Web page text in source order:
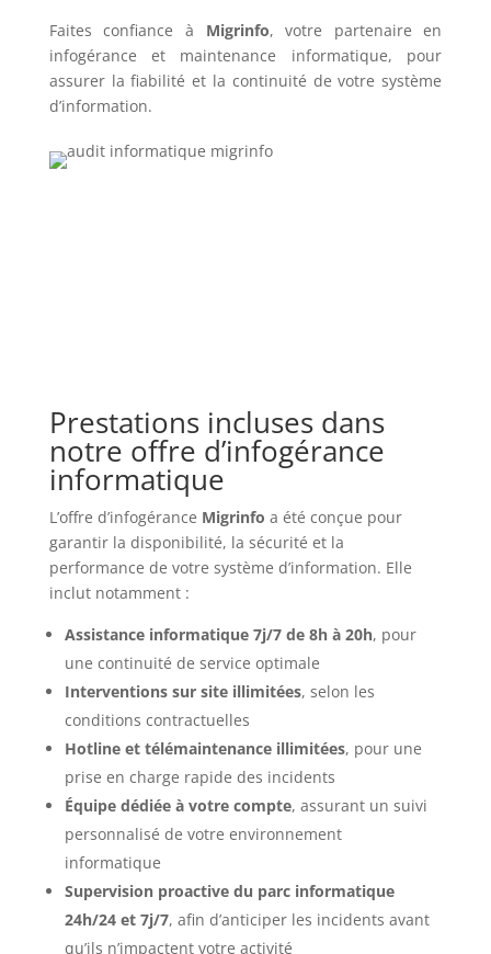
Faites confiance à Migrinfo, votre partenaire en
infogérance et maintenance informatique, pour
assurer la fiabilité et la continuité de votre système
d’information.
Prestations incluses dans
notre offre d’infogérance
informatique
L’offre d’infogérance Migrinfo a été conçue pour
garantir la disponibilité, la sécurité et la
performance de votre système d’information. Elle
inclut notamment :
Assistance informatique 7j/7 de 8h à 20h, pour
une continuité de service optimale
Interventions sur site illimitées, selon les
conditions contractuelles
Hotline et télémaintenance illimitées, pour une
prise en charge rapide des incidents
Équipe dédiée à votre compte, assurant un suivi
personnalisé de votre environnement
informatique
Supervision proactive du parc informatique
24h/24 et 7j/7, afin d’anticiper les incidents avant
qu’ils n’impactent votre activité